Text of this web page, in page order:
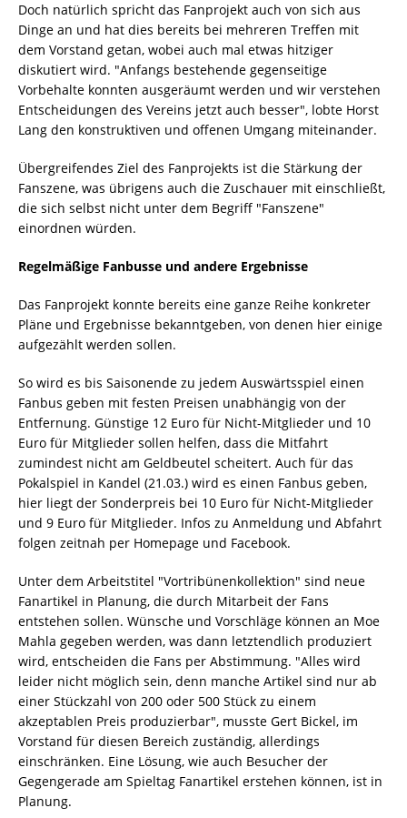
Doch natürlich spricht das Fanprojekt auch von sich aus
Dinge an und hat dies bereits bei mehreren Treffen mit
dem Vorstand getan, wobei auch mal etwas hitziger
diskutiert wird. "Anfangs bestehende gegenseitige
Vorbehalte konnten ausgeräumt werden und wir verstehen
Entscheidungen des Vereins jetzt auch besser", lobte Horst
Lang den konstruktiven und offenen Umgang miteinander.
Übergreifendes Ziel des Fanprojekts ist die Stärkung der
Fanszene, was übrigens auch die Zuschauer mit einschließt,
die sich selbst nicht unter dem Begriff "Fanszene"
einordnen würden.
Regelmäßige Fanbusse und andere Ergebnisse
Das Fanprojekt konnte bereits eine ganze Reihe konkreter
Pläne und Ergebnisse bekanntgeben, von denen hier einige
aufgezählt werden sollen.
So wird es bis Saisonende zu jedem Auswärtsspiel einen
Fanbus geben mit festen Preisen unabhängig von der
Entfernung. Günstige 12 Euro für Nicht-Mitglieder und 10
Euro für Mitglieder sollen helfen, dass die Mitfahrt
zumindest nicht am Geldbeutel scheitert. Auch für das
Pokalspiel in Kandel (21.03.) wird es einen Fanbus geben,
hier liegt der Sonderpreis bei 10 Euro für Nicht-Mitglieder
und 9 Euro für Mitglieder. Infos zu Anmeldung und Abfahrt
folgen zeitnah per Homepage und Facebook.
Unter dem Arbeitstitel "Vortribünenkollektion" sind neue
Fanartikel in Planung, die durch Mitarbeit der Fans
entstehen sollen. Wünsche und Vorschläge können an Moe
Mahla gegeben werden, was dann letztendlich produziert
wird, entscheiden die Fans per Abstimmung. "Alles wird
leider nicht möglich sein, denn manche Artikel sind nur ab
einer Stückzahl von 200 oder 500 Stück zu einem
akzeptablen Preis produzierbar", musste Gert Bickel, im
Vorstand für diesen Bereich zuständig, allerdings
einschränken. Eine Lösung, wie auch Besucher der
Gegengerade am Spieltag Fanartikel erstehen können, ist in
Planung.